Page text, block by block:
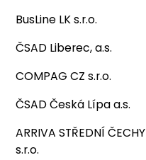
BusLine LK s.r.o.
ČSAD Liberec, a.s.
COMPAG CZ s.r.o.
ČSAD Česká Lípa a.s.
ARRIVA STŘEDNÍ ČECHY
s.r.o.